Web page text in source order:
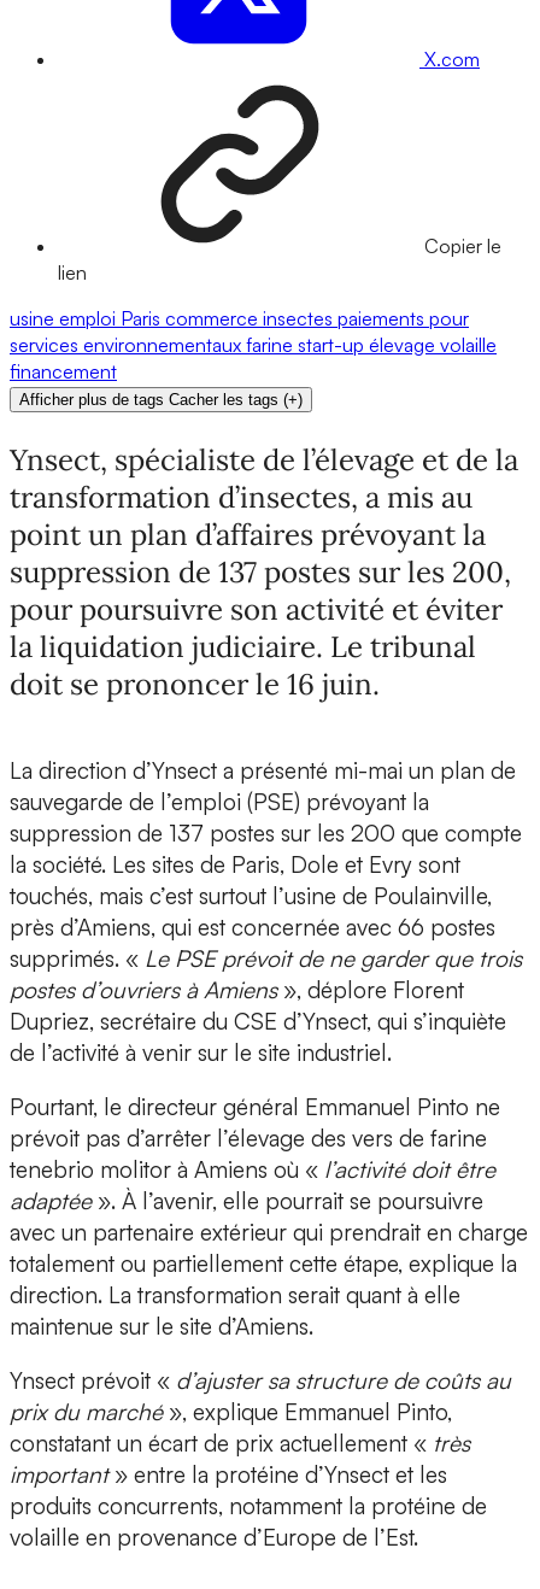
X.com
Copier le
lien
usine emploi Paris commerce insectes paiements pour
services environnementaux farine start-up élevage volaille
financement
Afficher plus de tags Cacher les tags (+)
Ynsect, spécialiste de l’élevage et de la
transformation d’insectes, a mis au
point un plan d’affaires prévoyant la
suppression de 137 postes sur les 200,
pour poursuivre son activité et éviter
la liquidation judiciaire. Le tribunal
doit se prononcer le 16 juin.
La direction d’Ynsect a présenté mi-mai un plan de
sauvegarde de l’emploi (PSE) prévoyant la
suppression de 137 postes sur les 200 que compte
la société. Les sites de Paris, Dole et Evry sont
touchés, mais c’est surtout l’usine de Poulainville,
près d’Amiens, qui est concernée avec 66 postes
supprimés. « Le PSE prévoit de ne garder que trois
postes d’ouvriers à Amiens », déplore Florent
Dupriez, secrétaire du CSE d’Ynsect, qui s’inquiète
de l’activité à venir sur le site industriel.
Pourtant, le directeur général Emmanuel Pinto ne
prévoit pas d’arrêter l’élevage des vers de farine
tenebrio molitor à Amiens où « l’activité doit être
adaptée». À l’avenir, elle pourrait se poursuivre
avec un partenaire extérieur qui prendrait en charge
totalement ou partiellement cette étape, explique la
direction. La transformation serait quant à elle
maintenue sur le site d’Amiens.
Ynsect prévoit « d’ajuster sa structure de coûts au
prix du marché», explique Emmanuel Pinto,
constatant un écart de prix actuellement « très
important» entre la protéine d’Ynsect et les
produits concurrents, notamment la protéine de
volaille en provenance d’Europe de l’Est.